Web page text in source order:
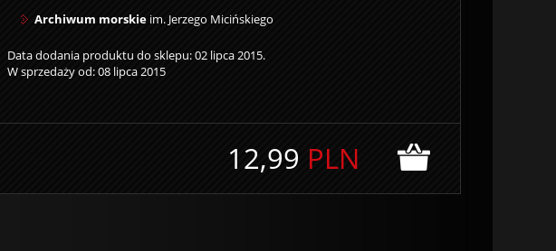
Archiwum morskie im. Jerzego Micińskiego
Data dodania produktu do sklepu: 02 lipca 2015.
W sprzedaży od: 08 lipca 2015
12,99 PLN